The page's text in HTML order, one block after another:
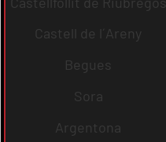
Castell de l´Areny
Begues
Sora
Argentona